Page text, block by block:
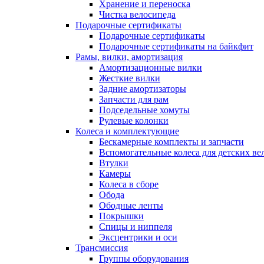
Хранение и переноска
Чистка велосипеда
Подарочные сертификаты
Подарочные сертификаты
Подарочные сертификаты на байкфит
Рамы, вилки, амортизация
Амортизационные вилки
Жесткие вилки
Задние амортизаторы
Запчасти для рам
Подседельные хомуты
Рулевые колонки
Колеса и комплектующие
Бескамерные комплекты и запчасти
Вспомогательные колеса для детских
Втулки
Камеры
Колеса в сборе
Обода
Ободные ленты
Покрышки
Спицы и ниппеля
Эксцентрики и оси
Трансмиссия
Группы оборудования